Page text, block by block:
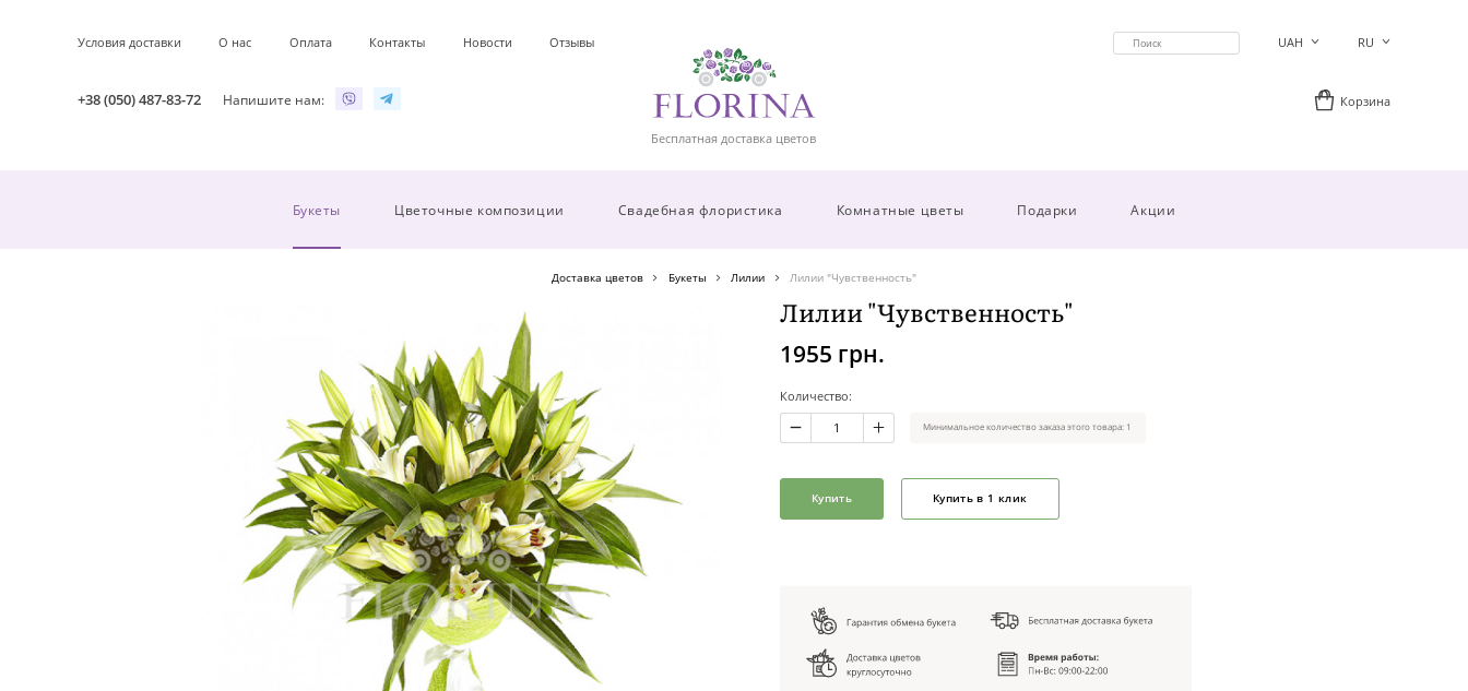
Условия доставки О нас Оплата Контакты Новости Отзывы
+38 (050) 487-83-72 Напишите нам:
Бесплатная доставка цветов
UAH RU
Корзина
Букеты Цветочные композиции Свадебная флористика Комнатные цветы Подарки Акции
Доставка цветов Букеты Лилии Лилии "Чувственность"
Лилии "Чувственность"
1955 грн.
Количество:
Минимальное количество заказа этого товара: 1
Купить Купить в 1 клик